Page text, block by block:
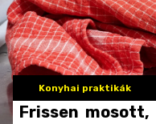
Konyhai praktikák
Frissen mosott,